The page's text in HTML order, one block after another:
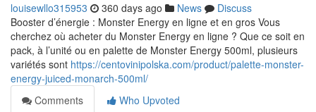
louisewllo315953 360 days ago News
Discuss
Booster d’énergie : Monster Energy en ligne et en gros Vous
cherchez où acheter du Monster Energy en ligne ? Que ce soit en
pack, à l’unité ou en palette de Monster Energy 500ml, plusieurs
variétés sont https://centovinipolska.com/product/palette-monster-
energy-juiced-monarch-500ml/
Comments
Who Upvoted